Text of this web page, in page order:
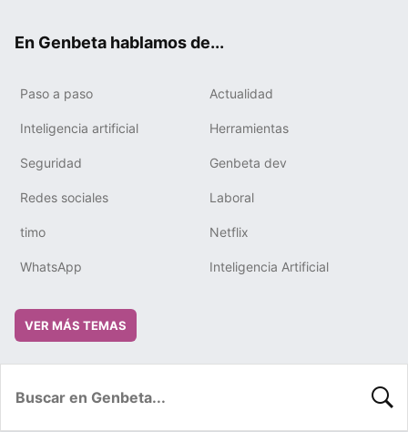
En Genbeta hablamos de...
Paso a paso Actualidad
Inteligencia artificial Herramientas
Seguridad Genbeta dev
Redes sociales Laboral
timo Netflix
WhatsApp Inteligencia Artificial
VER MÁS TEMAS